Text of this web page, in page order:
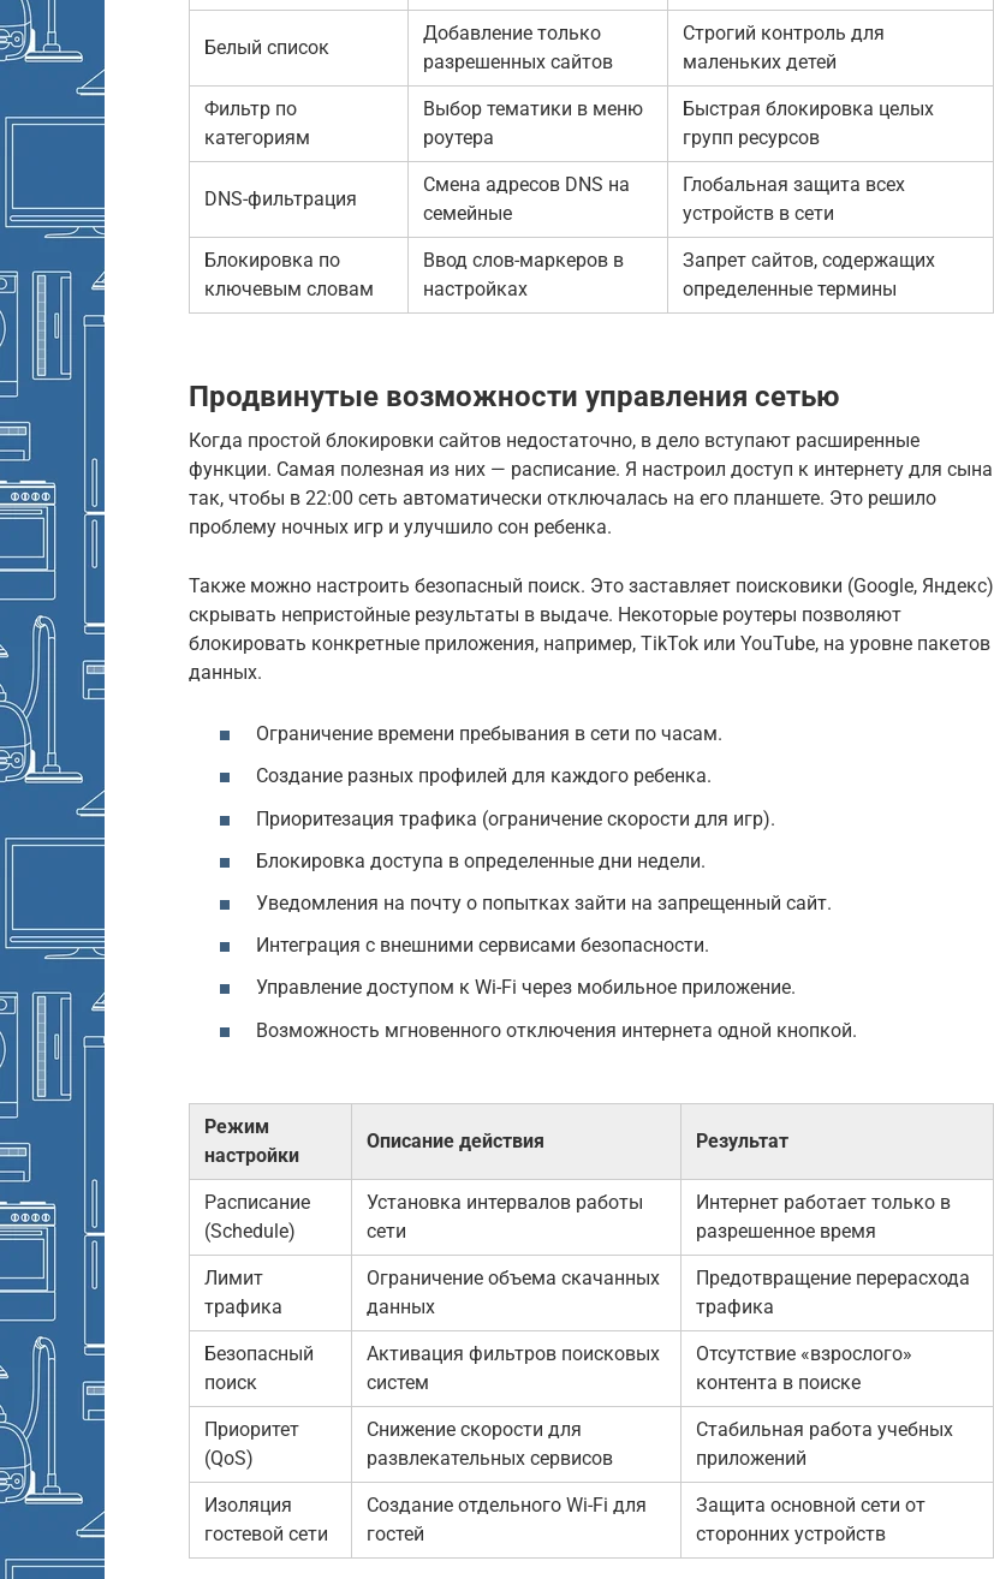
Белый список
Добавление только
разрешенных сайтов
Строгий контроль для
маленьких детей
Фильтр по
категориям
Выбор тематики в меню
роутера
Быстрая блокировка целых
групп ресурсов
DNS-фильтрация
Смена адресов DNS на
семейные
Глобальная защита всех
устройств в сети
Блокировка по
ключевым словам
Ввод слов-маркеров в
настройках
Запрет сайтов, содержащих
определенные термины
Продвинутые возможности управления сетью
Когда простой блокировки сайтов недостаточно, в дело вступают расширенные
функции. Самая полезная из них — расписание. Я настроил доступ к интернету для сына
так, чтобы в 22:00 сеть автоматически отключалась на его планшете. Это решило
проблему ночных игр и улучшило сон ребенка.
Также можно настроить безопасный поиск. Это заставляет поисковики (Google, Яндекс)
скрывать непристойные результаты в выдаче. Некоторые роутеры позволяют
блокировать конкретные приложения, например, TikTok или YouTube, на уровне пакетов
данных.
Ограничение времени пребывания в сети по часам.
Создание разных профилей для каждого ребенка.
Приоритезация трафика (ограничение скорости для игр).
Блокировка доступа в определенные дни недели.
Уведомления на почту о попытках зайти на запрещенный сайт.
Интеграция с внешними сервисами безопасности.
Управление доступом к Wi-Fi через мобильное приложение.
Возможность мгновенного отключения интернета одной кнопкой.
Режим
настройки
Описание действия Результат
Расписание
(Schedule)
Установка интервалов работы
сети
Интернет работает только в
разрешенное время
Лимит
трафика
Ограничение объема скачанных
данных
Предотвращение перерасхода
трафика
Безопасный
поиск
Активация фильтров поисковых
систем
Отсутствие «взрослого»
контента в поиске
Приоритет
(QoS)
Снижение скорости для
развлекательных сервисов
Стабильная работа учебных
приложений
Изоляция
гостевой сети
Создание отдельного Wi-Fi для
гостей
Защита основной сети от
сторонних устройств